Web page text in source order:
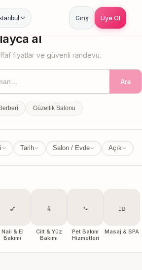
Giriş Üye Ol
al
fiyatlar ve güvenli randevu.
Ara
Güzellik Salonu
Tarih Salon / Evde Açık
💅
Nail & El
Bakımı
🧴
Cilt & Yüz
Bakımı
🐾
Pet Bakım
Hizmetleri
💆‍♀️
Masaj & SPA